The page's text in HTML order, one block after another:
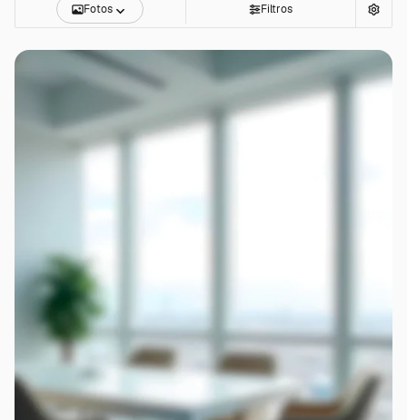
Fotos Filtros